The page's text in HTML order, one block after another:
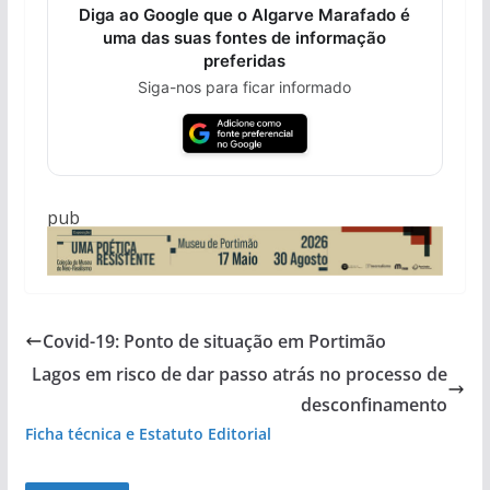
Diga ao Google que o Algarve Marafado é
uma das suas fontes de informação
preferidas
Siga-nos para ficar informado
pub
Covid-19: Ponto de situação em Portimão
Lagos em risco de dar passo atrás no processo de
desconfinamento
Ficha técnica e Estatuto Editorial